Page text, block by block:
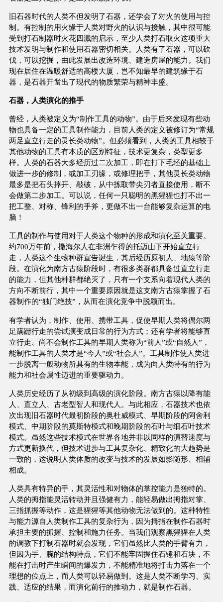
旧石器时代的人类不但发明了石器，还学会了对火的使用与控
制。有控制的用火缘于人类对野火的认识与接触，其中很可能
受到打石制器时火花四溅的启示，至少人类打石取火这项重大
技术发明与制作和使用石器密切相关。人类有了石器，可以砍
伐，可以挖掘，由此发展出改造环境、建造房屋的能力。我们
现在居住在温暖舒适的高楼大厦，岂不知最早的建筑缘于石
器，是石器开凿出了现代的物质繁荣与精神丰盛。
石器，人类演化的推手
曾经，人类被定义为“制作工具的动物”。由于后来发现有些动
物也具备一定的工具制作能力，目前人类的定义被修订为“常规
两足直立行走的灵长类动物”。但必须看到，人类的工具相较于
其他动物的工具有本质的区别特征，技术更复杂，类型更多
样。人类的石器大多经历过二次加工，即在打下毛坯的基础上
做进一步的修制，或加工刃缘，或修理把手，其他灵长类动物
最多是把石头摔开、敲破，从中拣取带尖刃者直接使用，断不
会做第二步加工。可以说，任何一只聪明的黑猩猩也打不出一
把工整、对称、锋利的手斧，更做不出一台能够复杂运算的电
脑！
工具的制作与使用对于人类这个物种的形成和演化至关重要。
约700万年前，撒海尔人在非洲乍得的托迈山下开始直立行
走，人类这个生物种群宣告诞生，其后经历原初人、地猿等阶
段。在演化为南方古猿阶段时，有很多类群都具备过直立行走
的能力，但其他种群都绝灭了，只有一个支系向着现代人类的
方向不断前行，其中一个重要原因就是这支南方古猿掌握了石
器制作的“独门绝技”，从而在演化竞争中脱颖而出。
有学者认为，制作、使用、携带工具，促使早期人类将偶尔两
足蹒跚行走的尝试演变成日常的行为方式；还有学者将能够直
立行走、尚不会制作工具的早期人类称为“前人”或“自然人”，
能制作工具的人类才是“今人”或“社会人”。工具制作使人类进
一步脱离一般动物所具有的生物本能，成为向人类特有的行为
能力和社会属性迈进的重要驱动力。
人类历史经历了从初级到高级的演化阶段。南方古猿以降有能
人、直立人、古老型智人和现代人。与此相应，石器技术也依
次出现旧石器时代最初阶段的奥杜威模式、早期阶段的阿舍利
模式、中期阶段的莫斯特模式和晚期阶段的石叶与细石叶技术
模式。虽然这些技术模式在世界各地并非以同样的演替速度与
方式更新换代，但技术进步与工具复杂化、精致化的大趋势是
一致的，这说明人类体质的改变与技术的发展如影随形、相辅
相成。
人类具有特异的手，其灵活性和对物体的掌控能力是独特的。
人类的拇指能灵活转动并且强健有力，能轻易做出拇指对掌、
三指抓握等动作，这是猩猩等其他动物无法做到的。这种特性
与能力源自人类制作工具的复杂行为，因为拇指在制作石器时
承担主要的抓握、控制和施力任务。当我们观察黑猩猩在人类
的调教下打制石器时就会发现，它们虽然比人类的手臂有力，
但因为手、腕的结构特点，它们不能牢固握住石锤和石块，不
能在打击时产生瞬间的爆发力，不能精准地将打击力落在一个
理想的位点上，而人类可以轻易做到。这是人类不断学习、实
践、适应的结果，而演化前行的推动力，就是制作石器。